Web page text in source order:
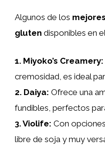
Algunos de los
gluten disponibles en
1. Miyoko’s Creamery:
cremosidad, es ideal
2. Daiya: Ofrece una
fundibles, perfectos
3.Violife: Con
libre de soja y muy